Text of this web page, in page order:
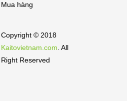
Mua hàng
Copyright © 2018
Kaitovietnam.com . All
Right Reserved